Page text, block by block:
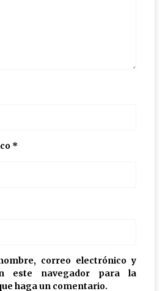
*
correo electrónico y
este navegador para la
haga un comentario.